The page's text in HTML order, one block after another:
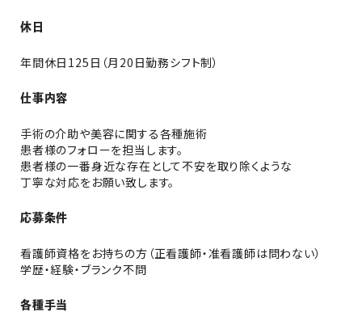
休日
年間休日125日（月20日勤務シフト制）
仕事内容
手術の介助や美容に関する各種施術
患者様のフォローを担当します。
患者様の一番身近な存在として不安を取り除くような
丁寧な対応をお願い致します。
応募条件
看護師資格をお持ちの方（正看護師・准看護師は問わない）
学歴・経験・ブランク不問
各種手当